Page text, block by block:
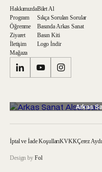
Hakkımızda
Program
Öğrenme
Ziyaret
İletişim
Mağaza
Bilet Al
Sıkça Sorulan Sorular
Basında Arkas Sanat
Basın Kiti
Logo İndir
Arkas
İptal ve İade KoşullarıKVKKÇerez
Design by Fol